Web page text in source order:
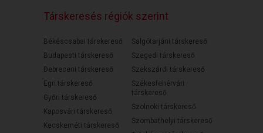
Társkeresés régiók szerint
Békéscsabai társkereső
Budapesti társkereső
Debreceni társkereső
Egri társkereső
Győri társkereső
Kaposvári társkereső
Kecskeméti társkereső
Salgótarjáni társkereső
Szegedi társkereső
Szekszárdi társkereső
Székesfehérvári
társkereső
Szolnoki társkereső
Szombathelyi társkereső